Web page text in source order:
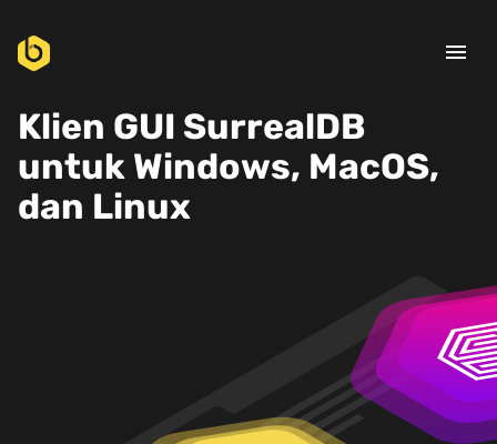
menu
Klien GUI SurrealDB
untuk Windows, MacOS,
dan Linux